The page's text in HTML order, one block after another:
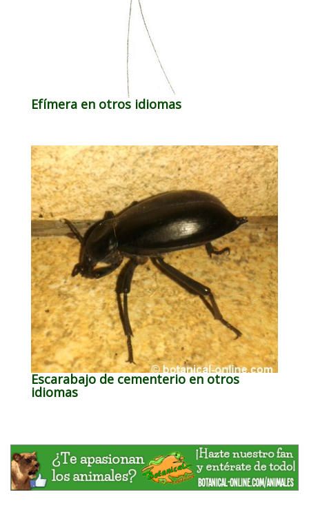
Efímera en otros idiomas
Escarabajo de cementerio en otros
idiomas